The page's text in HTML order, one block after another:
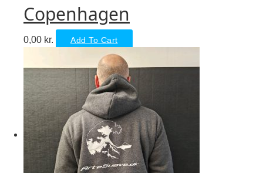
Copenhagen
0,00 kr. Add To Cart